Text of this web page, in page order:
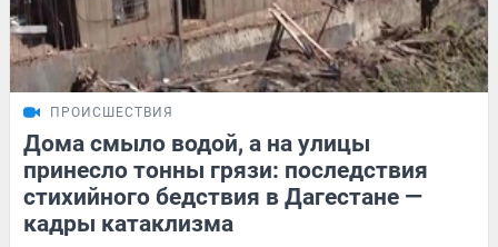
ПРОИСШЕСТВИЯ
Дома смыло водой, а на улицы
принесло тонны грязи: последствия
стихийного бедствия в Дагестане —
кадры катаклизма